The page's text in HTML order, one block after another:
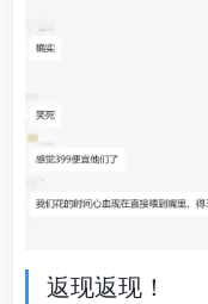
返现返现！